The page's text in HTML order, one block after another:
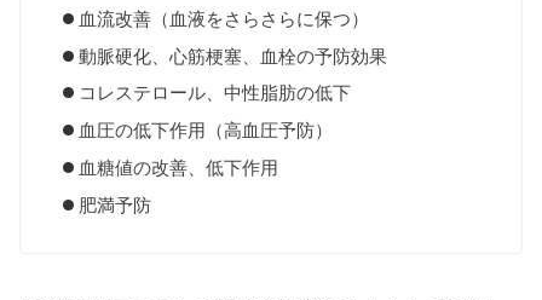
血流改善（血液をさらさらに保つ）
動脈硬化、心筋梗塞、血栓の予防効果
コレステロール、中性脂肪の低下
血圧の低下作用（高血圧予防）
血糖値の改善、低下作用
肥満予防